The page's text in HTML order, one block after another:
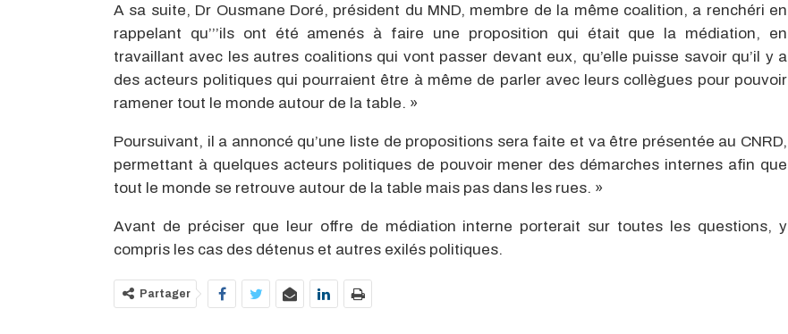
A sa suite, Dr Ousmane Doré, président du MND, membre de la même coalition, a renchéri en
rappelant qu’’’ils ont été amenés à faire une proposition qui était que la médiation, en
travaillant avec les autres coalitions qui vont passer devant eux, qu’elle puisse savoir qu’il y a
des acteurs politiques qui pourraient être à même de parler avec leurs collègues pour pouvoir
ramener tout le monde autour de la table. »
Poursuivant, il a annoncé qu’une liste de propositions sera faite et va être présentée au CNRD,
permettant à quelques acteurs politiques de pouvoir mener des démarches internes afin que
tout le monde se retrouve autour de la table mais pas dans les rues. »
Avant de préciser que leur offre de médiation interne porterait sur toutes les questions, y
compris les cas des détenus et autres exilés politiques.
Partager